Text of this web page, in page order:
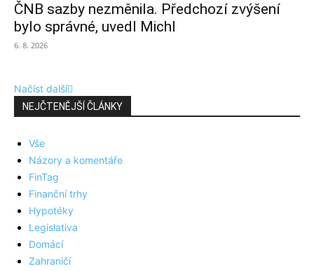
ČNB sazby nezměnila. Předchozí zvýšení
bylo správné, uvedl Michl
6. 8. 2026
Načíst další
NEJČTENĚJŠÍ ČLÁNKY
Vše
Názory a komentáře
FinTag
Finanční trhy
Hypotéky
Legislativa
Domácí
Zahraničí